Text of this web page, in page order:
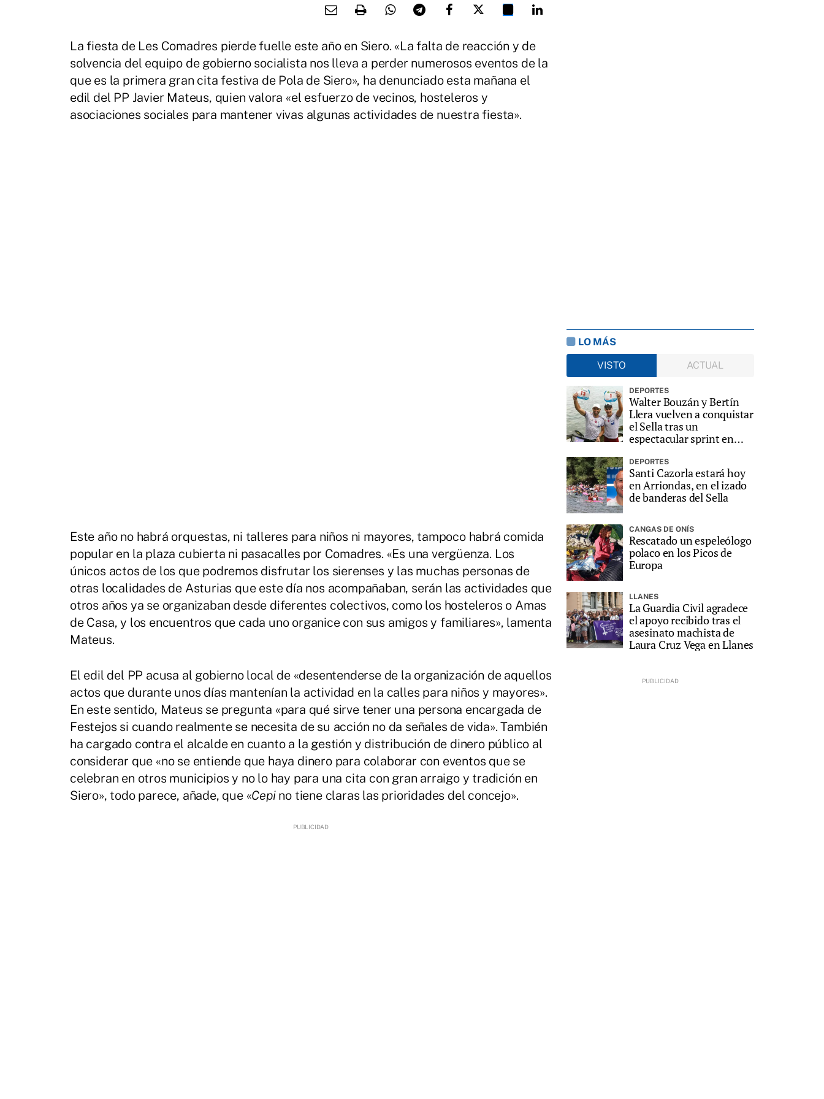
La fiesta de Les Comadres pierde fuelle este año en Siero. «La falta de reacción y de
solvencia del equipo de gobierno socialista nos lleva a perder numerosos eventos de la
que es la primera gran cita festiva de Pola de Siero», ha denunciado esta mañana el
edil del PP Javier Mateus, quien valora «el esfuerzo de vecinos, hosteleros y
asociaciones sociales para mantener vivas algunas actividades de nuestra fiesta».
Este año no habrá orquestas, ni talleres para niños ni mayores, tampoco habrá comida
popular en la plaza cubierta ni pasacalles por Comadres. «Es una vergüenza. Los
únicos actos de los que podremos disfrutar los sierenses y las muchas personas de
otras localidades de Asturias que este día nos acompañaban, serán las actividades que
otros años ya se organizaban desde diferentes colectivos, como los hosteleros o Amas
de Casa, y los encuentros que cada uno organice con sus amigos y familiares», lamenta
Mateus.
El edil del PP acusa al gobierno local de «desentenderse de la organización de aquellos
actos que durante unos días mantenían la actividad en la calles para niños y mayores».
En este sentido, Mateus se pregunta «para qué sirve tener una persona encargada de
Festejos si cuando realmente se necesita de su acción no da señales de vida». También
ha cargado contra el alcalde en cuanto a la gestión y distribución de dinero público al
considerar que «no se entiende que haya dinero para colaborar con eventos que se
celebran en otros municipios y no lo hay para una cita con gran arraigo y tradición en
Siero», todo parece, añade, que «Cepino tiene claras las prioridades del concejo».
LO MÁS
VISTO
ACTUAL
DEPORTES
Walter Bouzán y Bertín
Llera vuelven a conquistar
el Sella tras un
espectacular sprint en
DEPORTES
Santi Cazorla estará hoy
en Arriondas, en el izado
de banderas del Sella
CANGAS DE ONÍS
Rescatado un espeleólogo
polaco en los Picos de
Europa
LLANES
La Guardia Civil agradece
el apoyo recibido tras el
asesinato machista de
Laura Cruz Vega en Llanes